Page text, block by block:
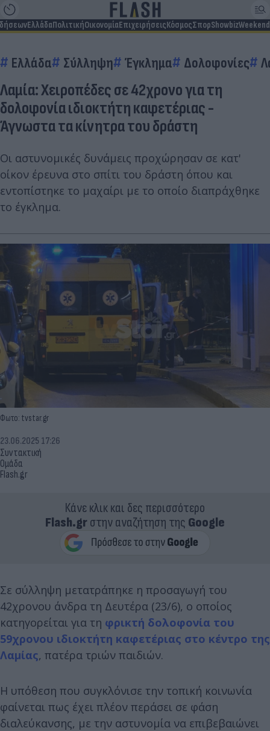
ΕλλάδαΠολιτικήΟικονομίαΕπιχειρήσειςΚόσμοςΣπορShowbizWeekend
Ελλάδα Σύλληψη Έγκλημα Δολοφονίες
Λαμία: Χειροπέδες σε 42χρονο για τη
δολοφονία ιδιοκτήτη καφετέριας -
Άγνωστα τα κίνητρα του δράστη
Οι αστυνομικές δυνάμεις προχώρησαν σε κατ'
οίκον έρευνα στο σπίτι του δράστη όπου και
εντοπίστηκε το μαχαίρι με το οποίο διαπράχθηκε
το έγκλημα.
Φωτο: tvstar.gr
Συντακτική
Ομάδα
Flash.gr
23.06.2025 17:26
Κάνε κλικ και δες περισσότερο
Flash.grστην αναζήτηση της Google
Σε σύλληψη μετατράπηκε η προσαγωγή του
42χρονου άνδρα τη Δευτέρα (23/6), ο οποίος
κατηγορείται για τη φρικτή δολοφονία του
59χρονου ιδιοκτήτη καφετέριας στο κέντρο της
Λαμίας, πατέρα τριών παιδιών.
Η υπόθεση που συγκλόνισε την τοπική κοινωνία
φαίνεται πως έχει πλέον περάσει σε φάση
διαλεύκανσης, με την αστυνομία να επιβεβαιώνει